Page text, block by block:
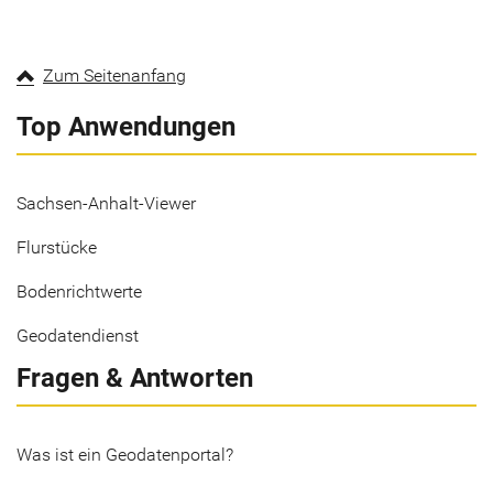
Zum Seitenanfang
Top Anwendungen
Sachsen-Anhalt-Viewer
Flurstücke
Bodenrichtwerte
Geodatendienst
Fragen & Antworten
Was ist ein Geodatenportal?